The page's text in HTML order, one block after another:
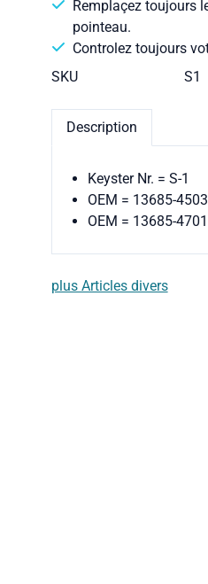
Remplaçez toujours
pointeau.
Controlez toujours
SKU
S1
Description
Keyster Nr. = S-1
OEM = 13685-
OEM = 13685-
plus Articles divers